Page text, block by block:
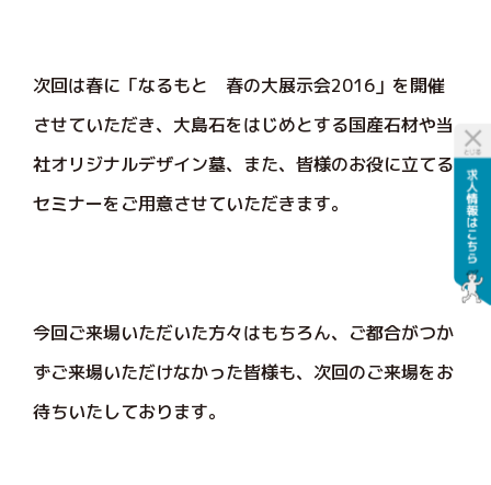
次回は春に「なるもと 春の大展示会2016」を開催
させていただき、大島石をはじめとする国産石材や当
社オリジナルデザイン墓、また、皆様のお役に立てる
セミナーをご用意させていただきます。
今回ご来場いただいた方々はもちろん、ご都合がつか
ずご来場いただけなかった皆様も、次回のご来場をお
待ちいたしております。